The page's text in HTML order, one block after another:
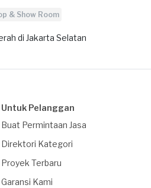
& Show Room
di Jakarta Selatan
Untuk Pelanggan
Buat Permintaan Jasa
Direktori Kategori
Proyek Terbaru
Garansi Kami